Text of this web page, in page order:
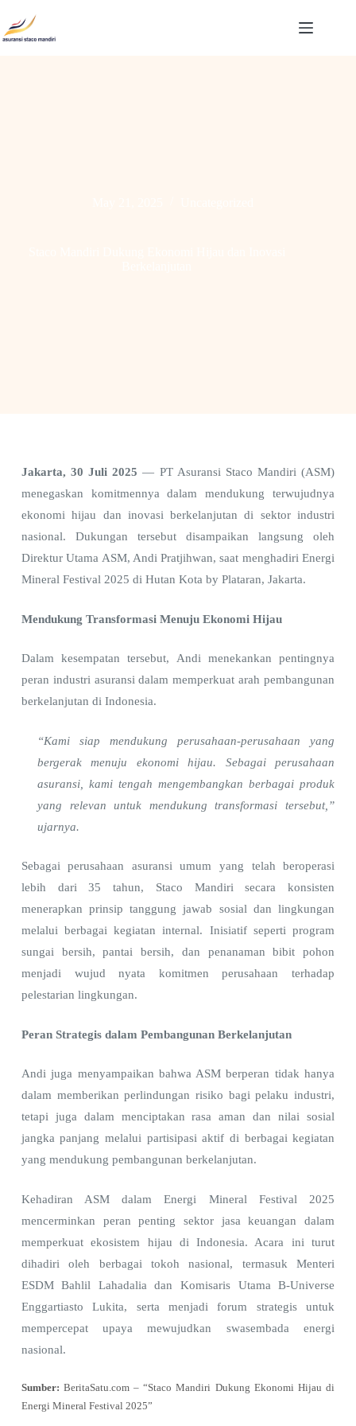
Jakarta, 30 Juli 2025 — PT Asuransi Staco Mandiri (ASM)
menegaskan komitmennya dalam mendukung terwujudnya
ekonomi hijau dan inovasi berkelanjutan di sektor industri
nasional. Dukungan tersebut disampaikan langsung oleh
Direktur Utama ASM, Andi Pratjihwan, saat menghadiri Energi
Mineral Festival 2025 di Hutan Kota by Plataran, Jakarta.
Mendukung Transformasi Menuju Ekonomi Hijau
Dalam kesempatan tersebut, Andi menekankan pentingnya
peran industri asuransi dalam memperkuat arah pembangunan
berkelanjutan di Indonesia.
“Kami siap mendukung perusahaan-perusahaan yang
bergerak menuju ekonomi hijau. Sebagai perusahaan
asuransi, kami tengah mengembangkan berbagai produk
yang relevan untuk mendukung transformasi tersebut,”
ujarnya.
Sebagai perusahaan asuransi umum yang telah beroperasi
lebih dari 35 tahun, Staco Mandiri secara konsisten
menerapkan prinsip tanggung jawab sosial dan lingkungan
melalui berbagai kegiatan internal. Inisiatif seperti program
sungai bersih, pantai bersih, dan penanaman bibit pohon
menjadi wujud nyata komitmen perusahaan terhadap
pelestarian lingkungan.
Peran Strategis dalam Pembangunan Berkelanjutan
Andi juga menyampaikan bahwa ASM berperan tidak hanya
dalam memberikan perlindungan risiko bagi pelaku industri,
tetapi juga dalam menciptakan rasa aman dan nilai sosial
jangka panjang melalui partisipasi aktif di berbagai kegiatan
yang mendukung pembangunan berkelanjutan.
Kehadiran ASM dalam Energi Mineral Festival 2025
mencerminkan peran penting sektor jasa keuangan dalam
memperkuat ekosistem hijau di Indonesia. Acara ini turut
dihadiri oleh berbagai tokoh nasional, termasuk Menteri
ESDM Bahlil Lahadalia dan Komisaris Utama B-Universe
Enggartiasto Lukita, serta menjadi forum strategis untuk
mempercepat upaya mewujudkan swasembada energi
nasional.
Sumber: BeritaSatu.com – “Staco Mandiri Dukung Ekonomi Hijau di
Energi Mineral Festival 2025”